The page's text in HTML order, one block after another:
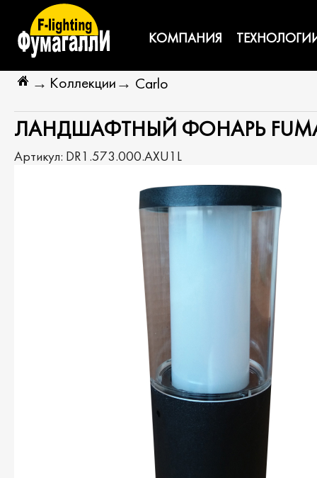
КОМПАНИЯ
→ Коллекции → Carlo
ЛАНДШАФТНЫЙ ФОНАРЬ
Артикул: DR1.573.000.AXU1L